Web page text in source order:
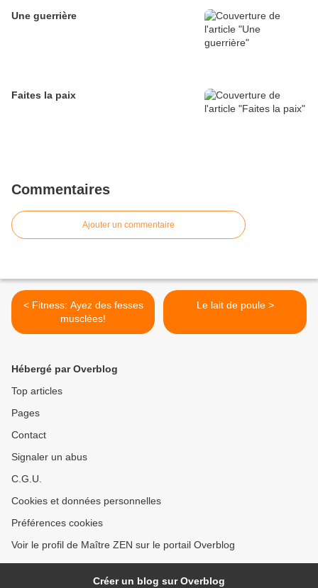
Une guerrière
Faites la paix
Commentaires
Ajouter un commentaire
< Fitness: Ayez des fesses
musclées!
Le lait de poule >
Hébergé par Overblog
Top articles
Pages
Contact
Signaler un abus
C.G.U.
Cookies et données personnelles
Préférences cookies
Voir le profil de Maître ZEN sur le portail Overblog
Créer un blog sur Overblog